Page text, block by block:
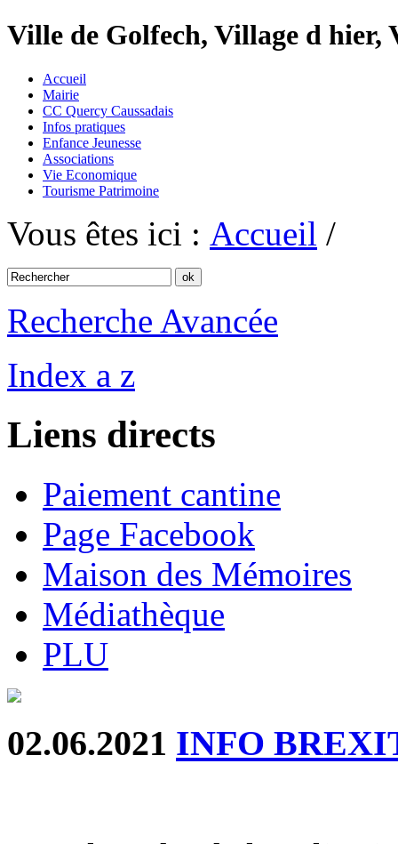
Ville de Golfech, Village d
Accueil
Mairie
CC Quercy Caussadais
Infos pratiques
Enfance Jeunesse
Associations
Vie Economique
Tourisme Patrimoine
Vous êtes ici : Accueil /
Recherche Avancée
Index a z
Liens directs
Paiement cantine
Page Facebook
Maison des Mémoires
Médiathèque
PLU
02.06.2021 INFO